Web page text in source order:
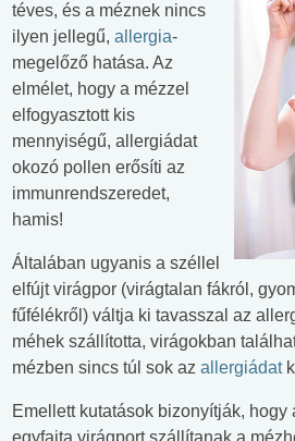
téves, és a méznek nincs
ilyen jellegű, allergia-
megelőző hatása. Az
elmélet, hogy a mézzel
elfogyasztott kis
mennyiségű, allergiádat
okozó pollen erősíti az
immunrendszeredet,
hamis!
Általában ugyanis a széllel
elfújt virágpor (virágtalan fákról,
fűfélékről) váltja ki tavasszal az
méhek szállította, virágokban
mézben sincs túl sok az allergiádat
Emellett kutatások bizonyítják, hogy